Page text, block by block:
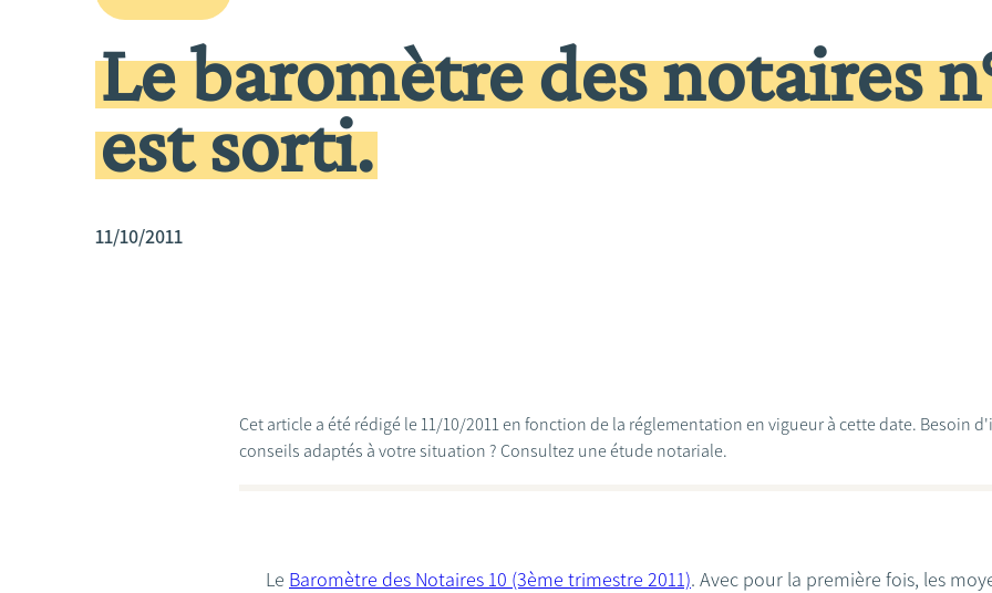
Le baromètre des notaires
est sorti.
11/10/2011
Cet article a été rédigé le 11/10/2011 en fonction de la réglementation en vigueur à cette date. Besoin
conseils adaptés à votre situation ? Consultez une étude notariale.
Le Baromètre des Notaires 10 (3ème trimestre 2011). Avec pour la première fois, les